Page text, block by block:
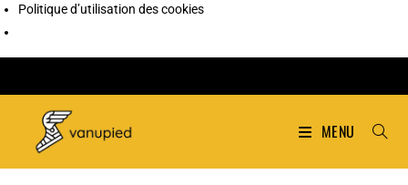
Politique d’utilisation des cookies
MENU